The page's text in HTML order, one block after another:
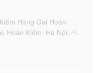
Hàng Gai Hoàn
Hoàn Kiếm, Hà Nội, ベ